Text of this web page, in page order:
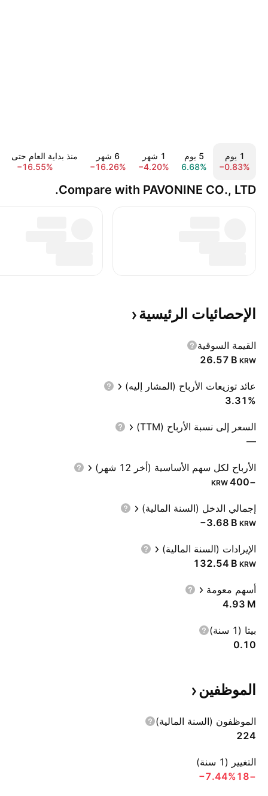
‎‎1‎ يوم
−0.83%
‎‎5‎ يوم
6.68%
‎1‎ شهر
−4.20%
‎6‎ شهر
−16.26%
منذ بداية العام حتى
−16.55%
Compare with PAVONINE CO., LTD.
الإحصائيات الرئيسية
القيمة السوقية
‪26.57 B‬ KRW
عائد توزيعات الأرباح (المشار إليه)
3.31%
السعر إلى نسبة الأرباح (TTM)
—
الأرباح لكل سهم الأساسية (أخر 12 شهر)
−400
KRW
إجمالي الدخل (السنة المالية)
‪−3.68 B‬ KRW
الإيرادات (السنة المالية)
‪132.54 B‬ KRW
أسهم معومة
‪4.93 M‬
بيتا (1 سنة)
0.10
الموظفين
الموظفون (السنة المالية)
224
التغيير (1 سنة)
−18
‪−7.44%‬